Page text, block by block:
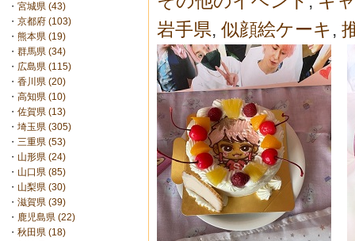
・ 宮城県 (43)
・ 京都府 (103)
・ 熊本県 (19)
・ 群馬県 (34)
・ 広島県 (115)
・ 香川県 (20)
・ 高知県 (10)
・ 佐賀県 (13)
・ 埼玉県 (305)
・ 三重県 (53)
・ 山形県 (24)
・ 山口県 (85)
・ 山梨県 (30)
・ 滋賀県 (39)
・ 鹿児島県 (22)
・ 秋田県 (18)
岩手県, 似顔絵ケーキ ,